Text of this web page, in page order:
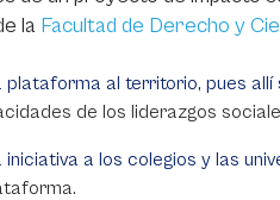
la Facultad de Derecho y
plataforma al territorio, pues
de los liderazgos
iniciativa a los colegios y las